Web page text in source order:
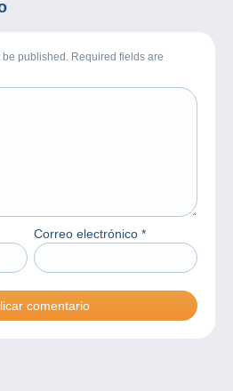
published. Required fields are
Correo electrónico *